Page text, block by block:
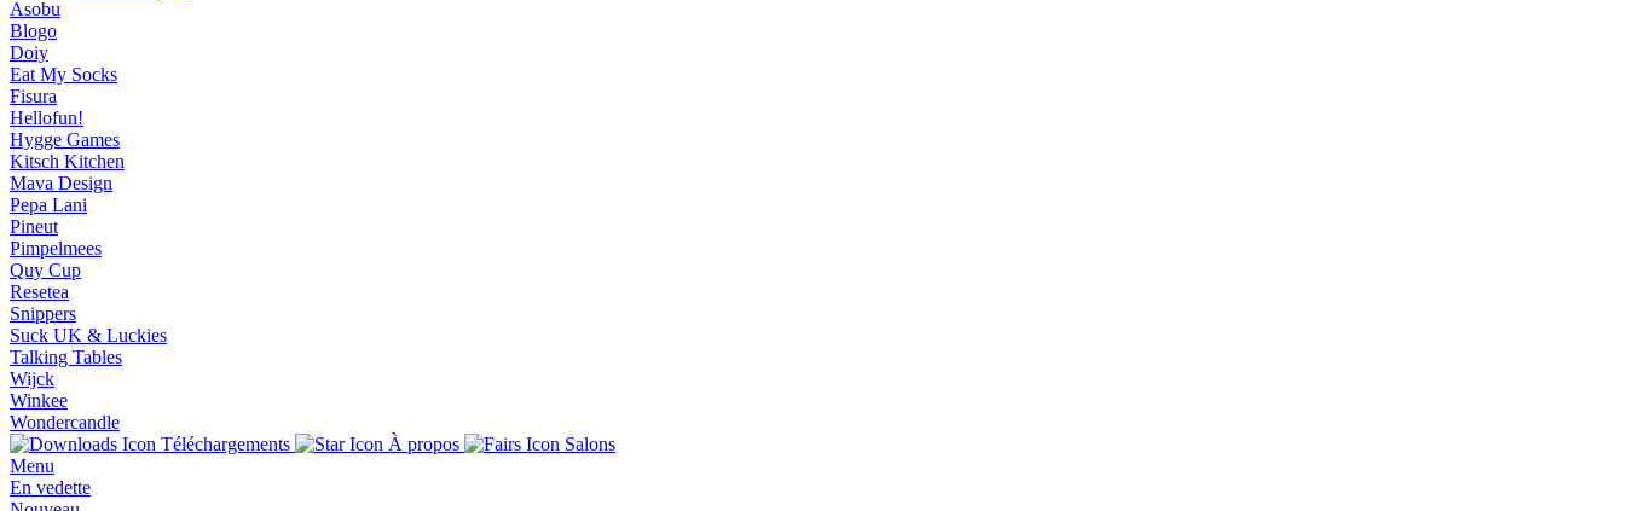
Asobu
Blogo
Doiy
Eat My Socks
Fisura
Hellofun!
Hygge Games
Kitsch Kitchen
Mava Design
Pepa Lani
Pineut
Pimpelmees
Quy Cup
Resetea
Snippers
Suck UK & Luckies
Talking Tables
Wijck
Winkee
Wondercandle
Téléchargements
À propos
Salons
Menu
En vedette